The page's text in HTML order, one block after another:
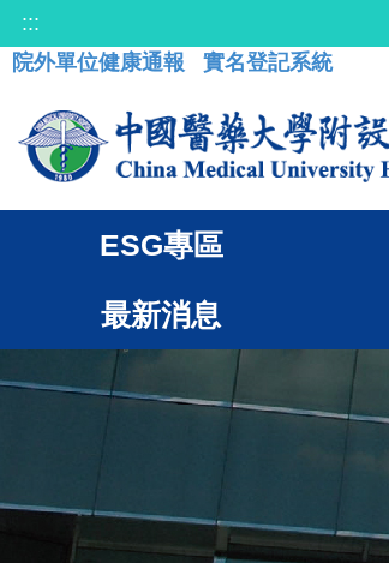
:::
院外單位健康通報
實名登記系統
ESG專區
最新消息